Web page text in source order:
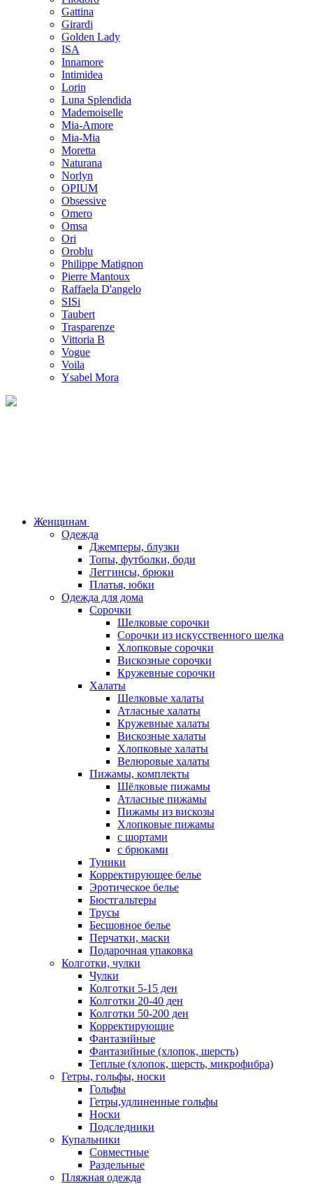
Gattina
Girardi
Golden Lady
ISA
Innamore
Intimidea
Lorin
Luna Splendida
Mademoiselle
Mia-Amore
Mia-Mia
Moretta
Naturana
Norlyn
OPIUM
Obsessive
Omero
Omsa
Ori
Oroblu
Philippe Matignon
Pierre Mantoux
Raffaela D'angelo
SISi
Taubert
Trasparenze
Vittoria B
Vogue
Voila
Ysabel Mora
Женщинам
Одежда
Джемперы, блузки
Топы, футболки, боди
Леггинсы, брюки
Платья, юбки
Одежда для дома
Сорочки
Шелковые сорочки
Сорочки из искусственного шелка
Хлопковые сорочки
Вискозные сорочки
Кружевные сорочки
Халаты
Шелковые халаты
Атласные халаты
Кружевные халаты
Вискозные халаты
Хлопковые халаты
Велюровые халаты
Пижамы, комплекты
Шёлковые пижамы
Атласные пижамы
Пижамы из вискозы
Хлопковые пижамы
с шортами
с брюками
Туники
Корректирующее белье
Эротическое белье
Бюстгальтеры
Трусы
Бесшовное белье
Перчатки, маски
Подарочная упаковка
Колготки, чулки
Чулки
Колготки 5-15 ден
Колготки 20-40 ден
Колготки 50-200 ден
Корректирующие
Фантазийные
Фантазийные (хлопок, шерсть)
Теплые (хлопок, шерсть, микрофибра)
Гетры, гольфы, носки
Гольфы
Гетры,удлиненные гольфы
Носки
Подследники
Купальники
Совместные
Раздельные
Пляжная одежда